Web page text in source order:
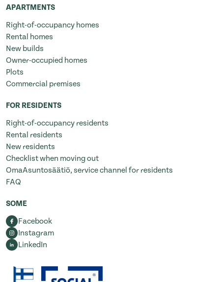
APARTMENTS
Right-of-occupancy homes
Rental homes
New builds
Owner-occupied homes
Plots
Commercial premises
FOR RESIDENTS
Right-of-occupancy residents
Rental residents
New residents
Checklist when moving out
OmaAsuntosäätiö, service channel for residents
FAQ
SOME
Facebook
Instagram
LinkedIn